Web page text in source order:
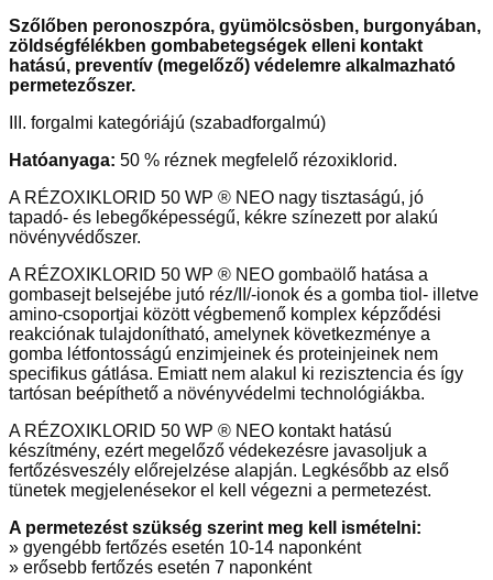
Szőlőben peronoszpóra, gyümölcsösben, burgonyában,
zöldségfélékben gombabetegségek elleni kontakt
hatású, preventív (megelőző) védelemre alkalmazható
permetezőszer.
III. forgalmi kategóriájú (szabadforgalmú)
Hatóanyaga: 50 % réznek megfelelő rézoxiklorid.
A RÉZOXIKLORID 50 WP ® NEO nagy tisztaságú, jó
tapadó- és lebegőképességű, kékre színezett por alakú
növényvédőszer.
A RÉZOXIKLORID 50 WP ® NEO gombaölő hatása a
gombasejt belsejébe jutó réz/II/-ionok és a gomba tiol- illetve
amino-csoportjai között végbemenő komplex képződési
reakciónak tulajdonítható, amelynek következménye a
gomba létfontosságú enzimjeinek és proteinjeinek nem
specifikus gátlása. Emiatt nem alakul ki rezisztencia és így
tartósan beépíthető a növényvédelmi technológiákba.
A RÉZOXIKLORID 50 WP ® NEO kontakt hatású
készítmény, ezért megelőző védekezésre javasoljuk a
fertőzésveszély előrejelzése alapján. Legkésőbb az első
tünetek megjelenésekor el kell végezni a permetezést.
A permetezést szükség szerint meg kell ismételni:
» gyengébb fertőzés esetén 10-14 naponként
» erősebb fertőzés esetén 7 naponként